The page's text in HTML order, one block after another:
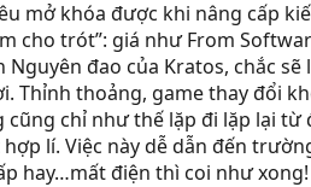
mở khóa được khi nâng cấp
cho trót”: giá như From
đao của Kratos, chắc sẽ
Thỉnh thoảng, game thay đổi
chỉ như thế lặp đi lặp lại
lí. Việc này dễ dẫn đến
hay…mất điện thì coi như xong!